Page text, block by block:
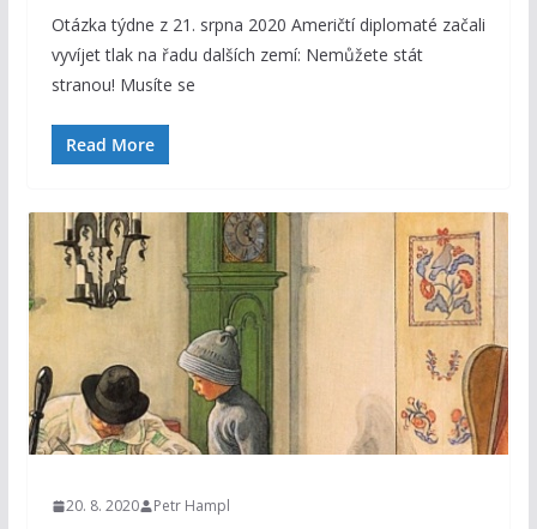
Otázka týdne z 21. srpna 2020 Američtí diplomaté začali
vyvíjet tlak na řadu dalších zemí: Nemůžete stát
stranou! Musíte se
Read More
20. 8. 2020 Petr Hampl